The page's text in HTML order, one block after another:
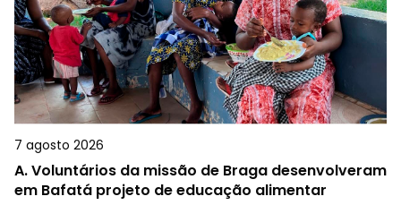
7 agosto 2026
A.Voluntários da missão de Braga desenvolveram
em Bafatá projeto de educação alimentar